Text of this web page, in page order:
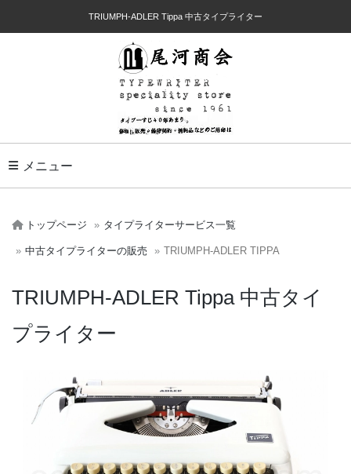
TRIUMPH-ADLER Tippa 中古タイプライター
Toggle Navigation
メニュー
トップページ タイプライターサービス一覧
中古タイプライターの販売 TRIUMPH-ADLER TIPPA
TRIUMPH-ADLER Tippa 中古タイ
プライター